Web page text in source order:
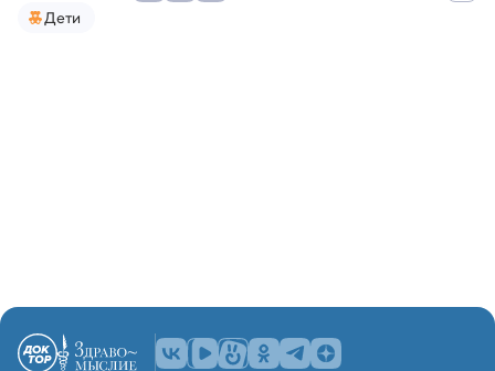
Дети